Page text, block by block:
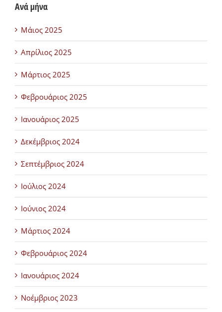
Ανά μήνα
Μάιος 2025
Απρίλιος 2025
Μάρτιος 2025
Φεβρουάριος 2025
Ιανουάριος 2025
Δεκέμβριος 2024
Σεπτέμβριος 2024
Ιούλιος 2024
Ιούνιος 2024
Μάρτιος 2024
Φεβρουάριος 2024
Ιανουάριος 2024
Νοέμβριος 2023